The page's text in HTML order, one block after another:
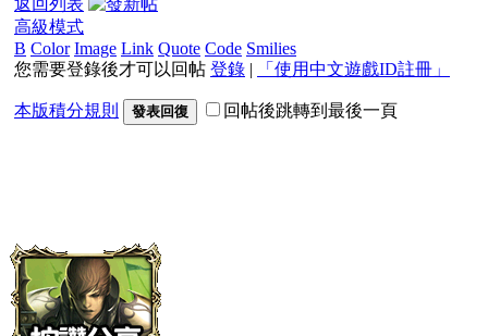
返回列表
高級模式
B Color Image Link Quote Code Smilies
您需要登錄後才可以回帖 登錄 | 「使用中文遊戲ID註冊」
本版積分規則 發表回復 回帖後跳轉到最後一頁